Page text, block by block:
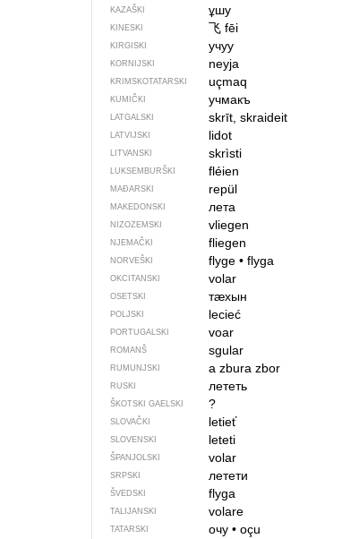
KAZAŠKI ұшу
KINESKI 飞 fēi
KIRGISKI учуу
KORNIJSKI neyja
KRIMSKOTATARSKI uçmaq
KUMIČKI учмакъ
LATGALSKI skrīt, skraideit
LATVIJSKI lidot
LITVANSKI skrìsti
LUKSEMBURŠKI fléien
MAĐARSKI repül
MAKEDONSKI лета
NIZOZEMSKI vliegen
NJEMAČKI fliegen
NORVEŠKI flyge •flyga
OKCITANSKI volar
OSETSKI тӕхын
POLJSKI lecieć
PORTUGALSKI voar
ROMANŠ sgular
RUMUNJSKI a zbura zbor
RUSKI лететь
ŠKOTSKI GAELSKI ?
SLOVAČKI letieť
SLOVENSKI leteti
ŠPANJOLSKI volar
SRPSKI летети
ŠVEDSKI flyga
TALIJANSKI volare
TATARSKI очу •oçu